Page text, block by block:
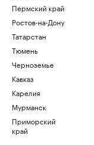
Пермский край
Ростов-на-Дону
Татарстан
Тюмень
Черноземье
Кавказ
Карелия
Мурманск
Приморский
край